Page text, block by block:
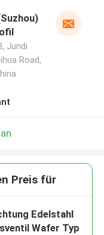
Jundi
Road,
Preis für
Edelstahl
Wafer Typ